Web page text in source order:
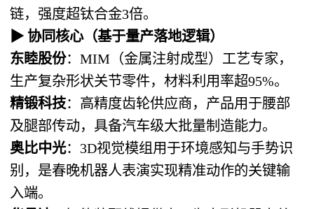
链，强度超钛合金3倍。
▶ 协同核心（基于量产落地逻辑）
东睦股份：MIM（金属注射成型）工艺专家，
生产复杂形状关节零件，材料利用率超95%。
精锻科技：高精度齿轮供应商，产品用于腰部
及腿部传动，具备汽车级大批量制造能力。
奥比中光：3D视觉模组用于环境感知与手势识
别，是春晚机器人表演实现精准动作的关键输
入端。